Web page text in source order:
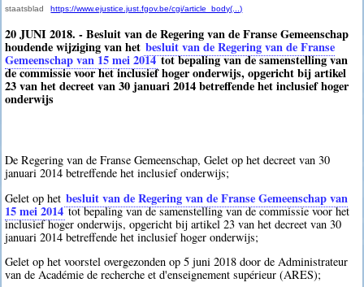
staatsblad https://www.ejustice.just.fgov.be/cgi/article_body(...)
20 JUNI 2018. - Besluit van de Regering van de Franse Gemeenschap
houdende wijziging van het besluit van de Regering van de Franse
Gemeenschap van 15 mei 2014tot bepaling van de samenstelling van
de commissie voor het inclusief hoger onderwijs, opgericht bij artikel
23 van het decreet van 30 januari 2014 betreffende het inclusief hoger
onderwijs
De Regering van de Franse Gemeenschap, Gelet op het decreet van 30
januari 2014 betreffende het inclusief onderwijs;
Gelet op het besluit van de Regering van de Franse Gemeenschap van
15 mei 2014tot bepaling van de samenstelling van de commissie voor het
inclusief hoger onderwijs, opgericht bij artikel 23 van het decreet van 30
januari 2014 betreffende het inclusief hoger onderwijs;
Gelet op het voorstel overgezonden op 5 juni 2018 door de Administrateur
van de Académie de recherche et d'enseignement supérieur (ARES);